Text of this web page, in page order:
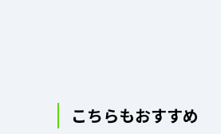
こちらもおすすめ